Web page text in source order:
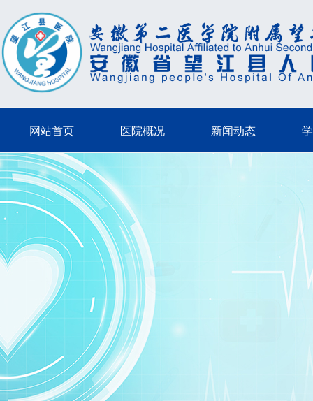
网站首页 医院概况 新闻动态
网站首页 医院概况 新闻动态